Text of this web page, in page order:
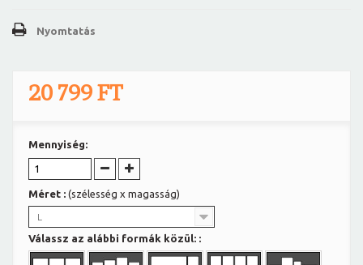
Nyomtatás
20 799 FT
Mennyiség:
Méret : (szélesség x magasság)
L
Válassz az alábbi formák közül: :